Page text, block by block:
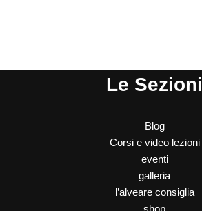
Le Sezioni
Blog
Corsi e video lezioni
eventi
galleria
l’alveare consiglia
shop